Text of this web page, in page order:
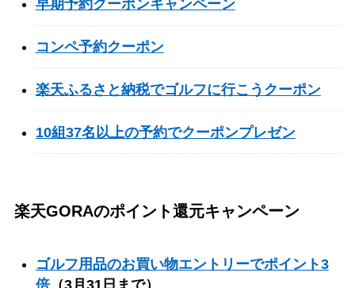
早期予約クーポンキャンペーン
コンペ予約クーポン
楽天ふるさと納税でゴルフに行こうクーポン
10組37名以上の予約でクーポンプレゼン
楽天GORAのポイント還元キャンペーン
ゴルフ用品のお買い物エントリーでポイント3
倍（3月31日まで）